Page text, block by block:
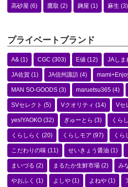
高砂屋 (6) 鷹取 (2) 麹屋 (1) 麻生 (3)
プライベートブランド
A& (1) CGC (303) E値 (12) JAしま
JA佐賀 (1) JA信州諏訪 (4)
MAN SO-GOODS (3) maruetsu365 (4)
SVセレクト (5) Vクオリティ (14) Vセ
yes!YAOKO (32) ぎゅーとら (3) くら
くらしらく (20) くらしモア (97) くら
こだわりの味 (11) せいきょう醤油 (1)
まいづる (2) まるたか生鮮市場 (2) み
やおふく (1) よしや (1) よねや (1)